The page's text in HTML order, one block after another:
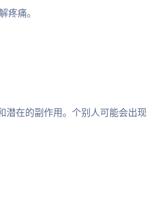
疼痛。
潜在的副作用。个别人可能会出现